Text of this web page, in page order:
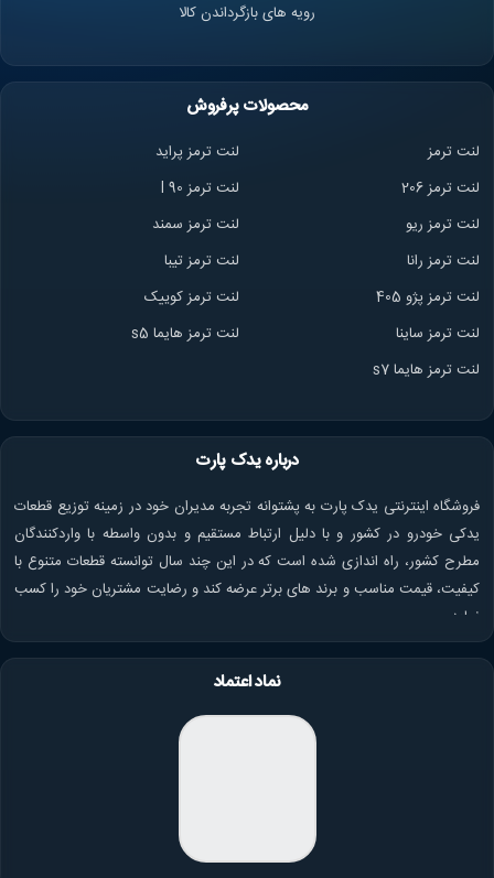
رویه های بازگرداندن کالا
محصولات پرفروش
لنت ترمز
لنت ترمز پراید
لنت ترمز 206
لنت ترمز l 90
لنت ترمز ریو
لنت ترمز سمند
لنت ترمز رانا
لنت ترمز تیبا
لنت ترمز پژو 405
لنت ترمز کوییک
لنت ترمز ساینا
لنت ترمز هایما s5
لنت ترمز هایما s7
درباره یدک پارت
فروشگاه اینترنتی یدک پارت به پشتوانه تجربه مدیران خود در زمینه توزیع قطعات
یدکی خودرو در کشور و با دلیل ارتباط مستقیم و بدون واسطه با واردکنندگان
مطرح کشور، راه اندازی شده است که در این چند سال توانسته قطعات متنوع با
کیفیت، قیمت مناسب و برند های برتر عرضه کند و رضایت مشتریان خود را کسب
نماید.
نماد اعتماد